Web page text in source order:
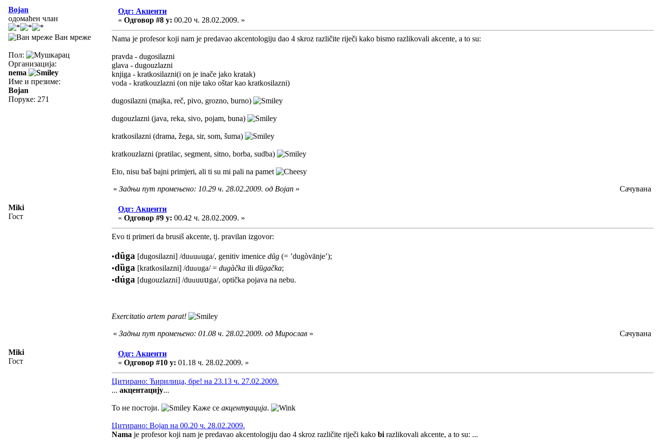
Bojan
одомаћен члан
Ван мреже
Пол:
Организација:
nema
Име и презиме:
Bojan
Поруке: 271
Одг: Акценти
« Одговор #8 у: 00.20 ч. 28.02.2009. »
Nama je profesor koji nam je predavao akcentologiju dao 4 skroz različite riječi kako bismo razlikovali akcente, a to su:
pravda - dugosilazni
glava - dugouzlazni
knjiga - kratkosilazni(i on je inače jako kratak)
voda - kratkouzlazni (on nije tako oštar kao kratkosilazni)
dugosilazni (majka, reč, pivo, grozno, burno)
dugouzlazni (java, reka, sivo, pojam, buna)
kratkosilazni (drama, žega, sir, som, šuma)
kratkouzlazni (pratilac, segment, sitno, borba, sudba)
Eto, nisu baš bajni primjeri, ali ti su mi pali na pamet
« Задњи пут промењено: 10.29 ч. 28.02.2009. од Bojan » Сачувана
Miki
Гост
Одг: Акценти
« Одговор #9 у: 00.42 ч. 28.02.2009. »
Evo ti primeri da brusiš akcente, tj. pravilan izgovor:
•dȗga [dugosilazni] /duuuuuga/, genitiv imenice dȗg (= ’dugòvānje’);
•dȕga [kratkosilazni] /duuuga/ = dugàčka ili dȕgačka;
•dúga [dugouzlazni] /duuuuuga/, optička pojava na nebu.
Exercitatio artem parat!
« Задњи пут промењено: 01.08 ч. 28.02.2009. од Мирослав » Сачувана
Miki
Гост
Одг: Акценти
« Одговор #10 у: 01.18 ч. 28.02.2009. »
Цитирано: Ћирилица, бре! на 23.13 ч. 27.02.2009.
... акцентацију...
То не постоји. Каже се акцентуација.
Цитирано: Bojan на 00.20 ч. 28.02.2009.
Nama je profesor koji nam je predavao akcentologiju dao 4 skroz različite riječi kako bi razlikovali akcente, a to su: ...